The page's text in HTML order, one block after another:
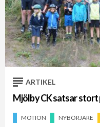
ARTIKEL
Mjölby CK satsar stort
MOTION NYBÖRJARE